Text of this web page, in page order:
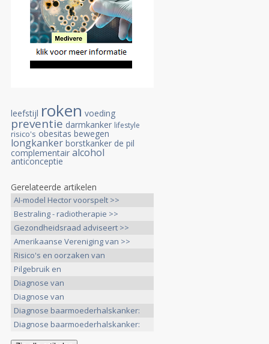
leefstijl roken voeding
preventie darmkanker lifestyle
risico's obesitas bewegen
longkanker borstkanker de pil
complementair alcohol
anticonceptie
Gerelateerde artikelen
AI-model Hector voorspelt >>
Bestraling - radiotherapie >>
Gezondheidsraad adviseert >>
Amerikaanse Vereniging van >>
Risico's en oorzaken van
baarmoederhalskanker >>
Pilgebruik en
baarmoederhalskanker: >>
Diagnose van
baarmoederhalskanker: >>
Diagnose van
baarmoederhalskanker: >>
Diagnose baarmoederhalskanker:
>>
Diagnose baarmoederhalskanker:
>>